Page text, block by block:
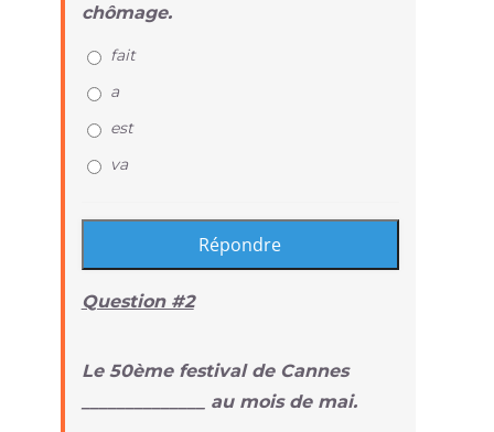
chômage.
fait
a
est
va
Question #2
Le 50ème festival de Cannes
______________ au mois de mai.